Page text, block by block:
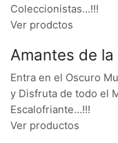
Coleccionistas…!!!
Ver prodctos
Amantes de
Entra en el Oscuro
y Disfruta de todo el
Escalofriante…!!!
Ver productos